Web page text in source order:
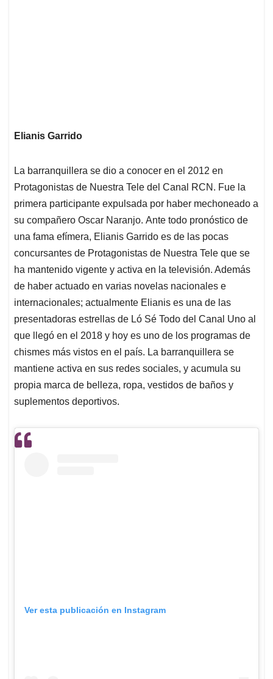
Elianis Garrido
La barranquillera se dio a conocer en el 2012 en
Protagonistas de Nuestra Tele del Canal RCN. Fue la
primera participante expulsada por haber mechoneado a
su compañero Oscar Naranjo. Ante todo pronóstico de
una fama efímera, Elianis Garrido es de las pocas
concursantes de Protagonistas de Nuestra Tele que se
ha mantenido vigente y activa en la televisión. Además
de haber actuado en varias novelas nacionales e
internacionales; actualmente Elianis es una de las
presentadoras estrellas de Ló Sé Todo del Canal Uno al
que llegó en el 2018 y hoy es uno de los programas de
chismes más vistos en el país. La barranquillera se
mantiene activa en sus redes sociales, y acumula su
propia marca de belleza, ropa, vestidos de baños y
suplementos deportivos.
Ver esta publicación en Instagram